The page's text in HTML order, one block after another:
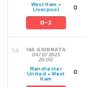
West Ham -
Liverpool
0-2
0
14A GIORNATA
04/12/2025
20:00
Manchester
United -West
Ham
0